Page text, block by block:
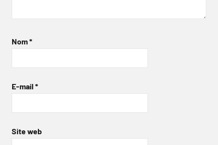
Nom*
E-mail *
Site web